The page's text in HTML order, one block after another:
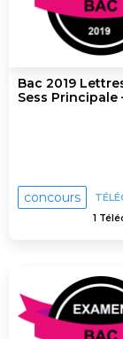
Bac 2019
Sess Principale
concours
1